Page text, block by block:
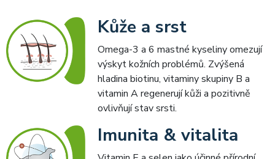
Kůže a srst
Omega-3 a 6 mastné kyseliny omezují
výskyt kožních problémů. Zvýšená
hladina biotinu, vitaminy skupiny B a
vitamin A regenerují kůži a pozitivně
ovlivňují stav srsti.
Imunita & vitalita